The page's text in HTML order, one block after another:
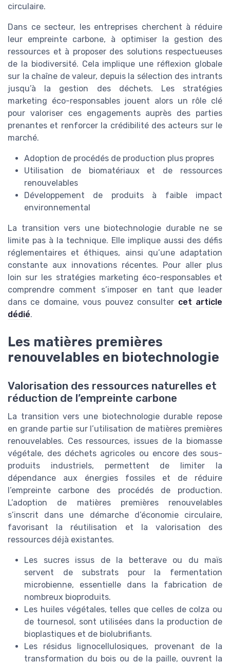
circulaire.
Dans ce secteur, les entreprises cherchent à réduire
leur empreinte carbone, à optimiser la gestion des
ressources et à proposer des solutions respectueuses
de la biodiversité. Cela implique une réflexion globale
sur la chaîne de valeur, depuis la sélection des intrants
jusqu’à la gestion des déchets. Les stratégies
marketing éco-responsables jouent alors un rôle clé
pour valoriser ces engagements auprès des parties
prenantes et renforcer la crédibilité des acteurs sur le
marché.
Adoption de procédés de production plus propres
Utilisation de biomatériaux et de ressources
renouvelables
Développement de produits à faible impact
environnemental
La transition vers une biotechnologie durable ne se
limite pas à la technique. Elle implique aussi des défis
réglementaires et éthiques, ainsi qu’une adaptation
constante aux innovations récentes. Pour aller plus
loin sur les stratégies marketing éco-responsables et
comprendre comment s’imposer en tant que leader
dans ce domaine, vous pouvez consulter cet article
dédié.
Les matières premières
renouvelables en biotechnologie
Valorisation des ressources naturelles et
réduction de l’empreinte carbone
La transition vers une biotechnologie durable repose
en grande partie sur l’utilisation de matières premières
renouvelables. Ces ressources, issues de la biomasse
végétale, des déchets agricoles ou encore des sous-
produits industriels, permettent de limiter la
dépendance aux énergies fossiles et de réduire
l’empreinte carbone des procédés de production.
L’adoption de matières premières renouvelables
s’inscrit dans une démarche d’économie circulaire,
favorisant la réutilisation et la valorisation des
ressources déjà existantes.
Les sucres issus de la betterave ou du maïs
servent de substrats pour la fermentation
microbienne, essentielle dans la fabrication de
nombreux bioproduits.
Les huiles végétales, telles que celles de colza ou
de tournesol, sont utilisées dans la production de
bioplastiques et de biolubrifiants.
Les résidus lignocellulosiques, provenant de la
transformation du bois ou de la paille, ouvrent la